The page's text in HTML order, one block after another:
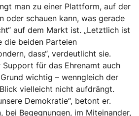
man zu einer Plattform, auf der
oder schauen kann, was gerade
auf dem Markt ist. „Letztlich ist
die beiden Parteien
dass“, verdeutlicht sie.
für das Ehrenamt auch
wichtig – wenngleich der
vielleicht nicht aufdrängt.
Demokratie“, betont er.
bei Begegnungen, im Miteinander,